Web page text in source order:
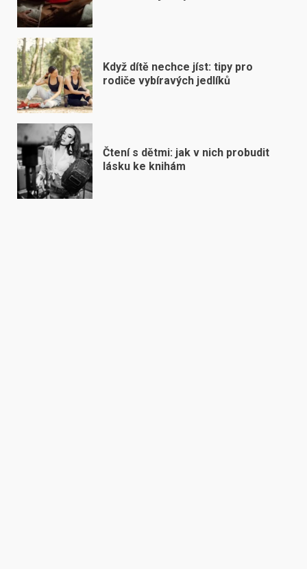
Když dítě nechce jíst: tipy pro
rodiče vybíravých jedlíků
Čtení s dětmi: jak v nich probudit
lásku ke knihám